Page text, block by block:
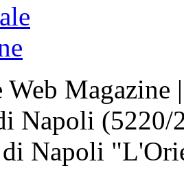
Magazine
Napoli
Napoli